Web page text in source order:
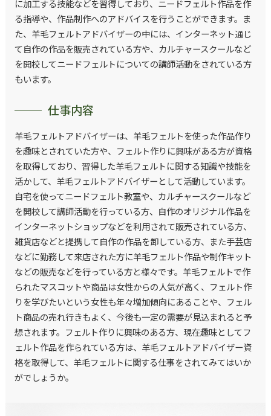
に加工する技能などを習得しており、ニードフェルト作品を作
る指導や、作品制作へのアドバイスを行うことができます。ま
た、羊毛フェルトアドバイザーの中には、インターネット通じ
て自作の作品を販売されている方や、カルチャースクールなど
を開校してニードフェルトについての講師活動をされている方
もいます。
仕事内容
羊毛フェルトアドバイザーは、羊毛フェルトを使った作品作り
を趣味とされていた方や、フェルト作りに興味がある方が資格
を取得しており、習得した羊毛フェルトに関する知識や技能を
活かして、羊毛フェルトアドバイザーとして活動しています。
自宅を使ってニードフェルト教室や、カルチャースクールなど
を開校して講師活動を行っている方、自作のオリジナル作品を
インターネットショップなどを利用されて販売されている方、
雑貨店などと提携して自作の作品を卸している方、また手芸店
などに勤務して来店された方に羊毛フェルト作品や制作キット
などの販売などを行っている方と様々です。羊毛フェルトで作
られたマスコットや商品は女性からの人気が高く、フェルト作
りを学びたいという女性も年々増加傾向にあることや、フェル
ト商品の売れ行きもよく、今後も一定の需要が見込まれると予
想されます。フェルト作りに興味のある方、現在趣味としてフ
ェルト作品を作られている方は、羊毛フェルトアドバイザー資
格を取得して、羊毛フェルトに関する仕事をされてみてはいか
がでしょうか。